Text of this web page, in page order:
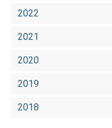
2022
2021
2020
2019
2018